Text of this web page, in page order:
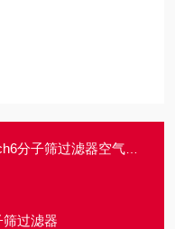
子筛过滤器空气滤芯
过滤器